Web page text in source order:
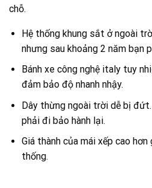
chỗ.
Hệ thống khung sắt ở ngoài
nhưng sau khoảng 2 năm bạn
Bánh xe công nghệ italy tuy
đảm bảo độ nhanh nhậy.
Dây thừng ngoài trời dễ bị
phải đi bảo hành lại.
Giá thành của mái xếp cao
thống.